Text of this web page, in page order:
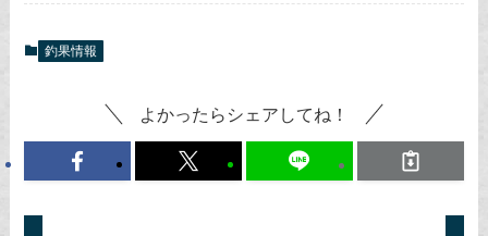
釣果情報
よかったらシェアしてね！